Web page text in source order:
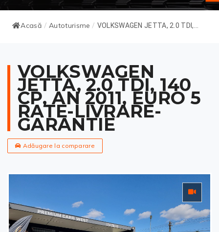
Acasă / Autoturisme / VOLKSWAGEN JETTA, 2.0 TDI,...
VOLKSWAGEN
JETTA, 2.0 TDI, 140
CP, AN 2011, EURO 5
RATE-LIVRARE-
GARANTIE
Adăugare la comparare